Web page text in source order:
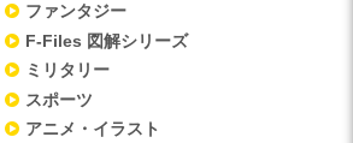
ファンタジー
F-Files 図解シリーズ
ミリタリー
スポーツ
アニメ・イラスト